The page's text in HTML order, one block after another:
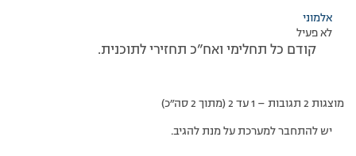
אלמוני
לא פעיל
קודם כל תחלימי ואח”כ תחזירי לתוכנית.
מוצגות 2 תגובות – 1 עד 2 (מתוך 2 סה״כ)
יש להתחבר למערכת על מנת להגיב.